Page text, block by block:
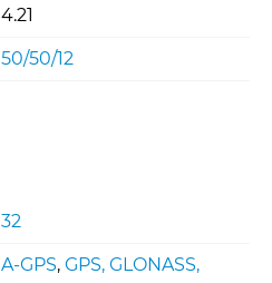
4.21
50/50/12
32
A-GPS, GPS, GLONASS,